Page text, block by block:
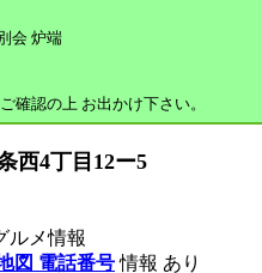
会 炉端
確認の上 お出かけ下さい。
西4丁目12ー5
ルメ情報
図 電話番号情報 あり